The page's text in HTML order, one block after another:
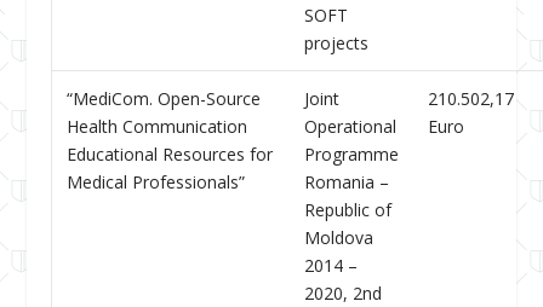
SOFT
projects
“MediCom. Open-Source
Health Communication
Educational Resources for
Medical Professionals”
Joint
Operational
Programme
Romania –
Republic of
Moldova
2014 –
2020, 2nd
210.502,17
Euro